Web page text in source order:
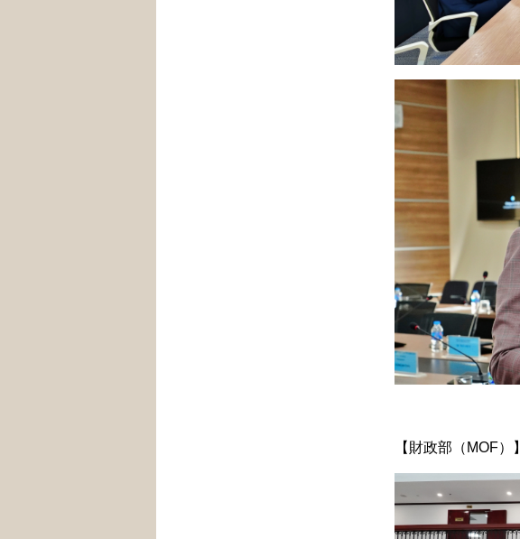
【財政部（MOF）】